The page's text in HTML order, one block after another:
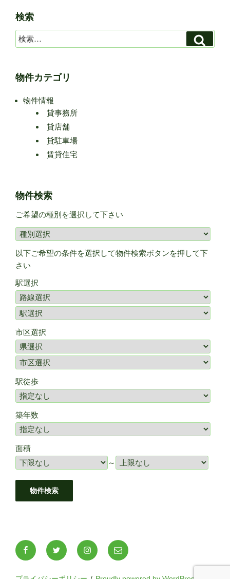
検索
検
索:
索
物件カテゴリ
物件情報
貸事務所
貸店舗
貸駐車場
賃貸住宅
物件検索
ご希望の種別を選択して下さい
以下ご希望の条件を選択して物件検索ボタンを押して下
さい
駅選択
市区選択
駅徒歩
築年数
面積
～
FacebookTwitter Instagramメ
ー